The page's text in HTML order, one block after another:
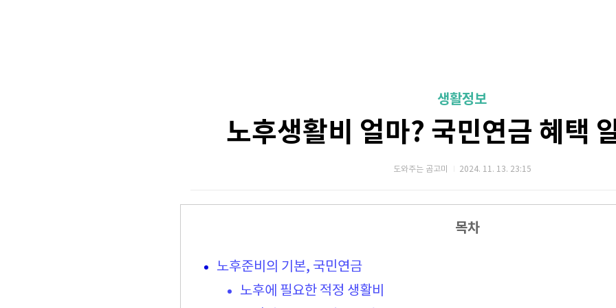
생활정보
노후생활비 얼마? 국민연금 혜택
도와주는 곰고미 2024. 11. 13. 23:15
목차
노후준비의 기본, 국민연금
노후에 필요한 적정 생활비